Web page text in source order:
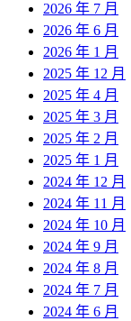
2026 年 7 月
2026 年 6 月
2026 年 1 月
2025 年 12 月
2025 年 4 月
2025 年 3 月
2025 年 2 月
2025 年 1 月
2024 年 12 月
2024 年 11 月
2024 年 10 月
2024 年 9 月
2024 年 8 月
2024 年 7 月
2024 年 6 月